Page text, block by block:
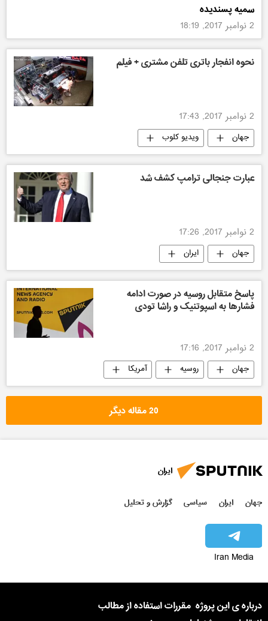
سمیه پسندیده
2 نوامبر 2017, 18:19
نحوه انفجار باتری تلفن مشتری + فیلم
2 نوامبر 2017, 17:43
جهان ویدیو کلوب
عبارت جنجالی ترامپ کشف شد
2 نوامبر 2017, 17:26
جهان ایران
پاسخ متقابل روسیه در صورت ادامه
فشارها به اسپوتنیک و راشا تودی
2 نوامبر 2017, 17:16
جهان روسیه آمریکا
20 مقاله دیگر
ایران
جهان ایران سیاسی گزارش و تحلیل
Iran Media
درباره ی این پروژه مقررات استفاده از مطالب